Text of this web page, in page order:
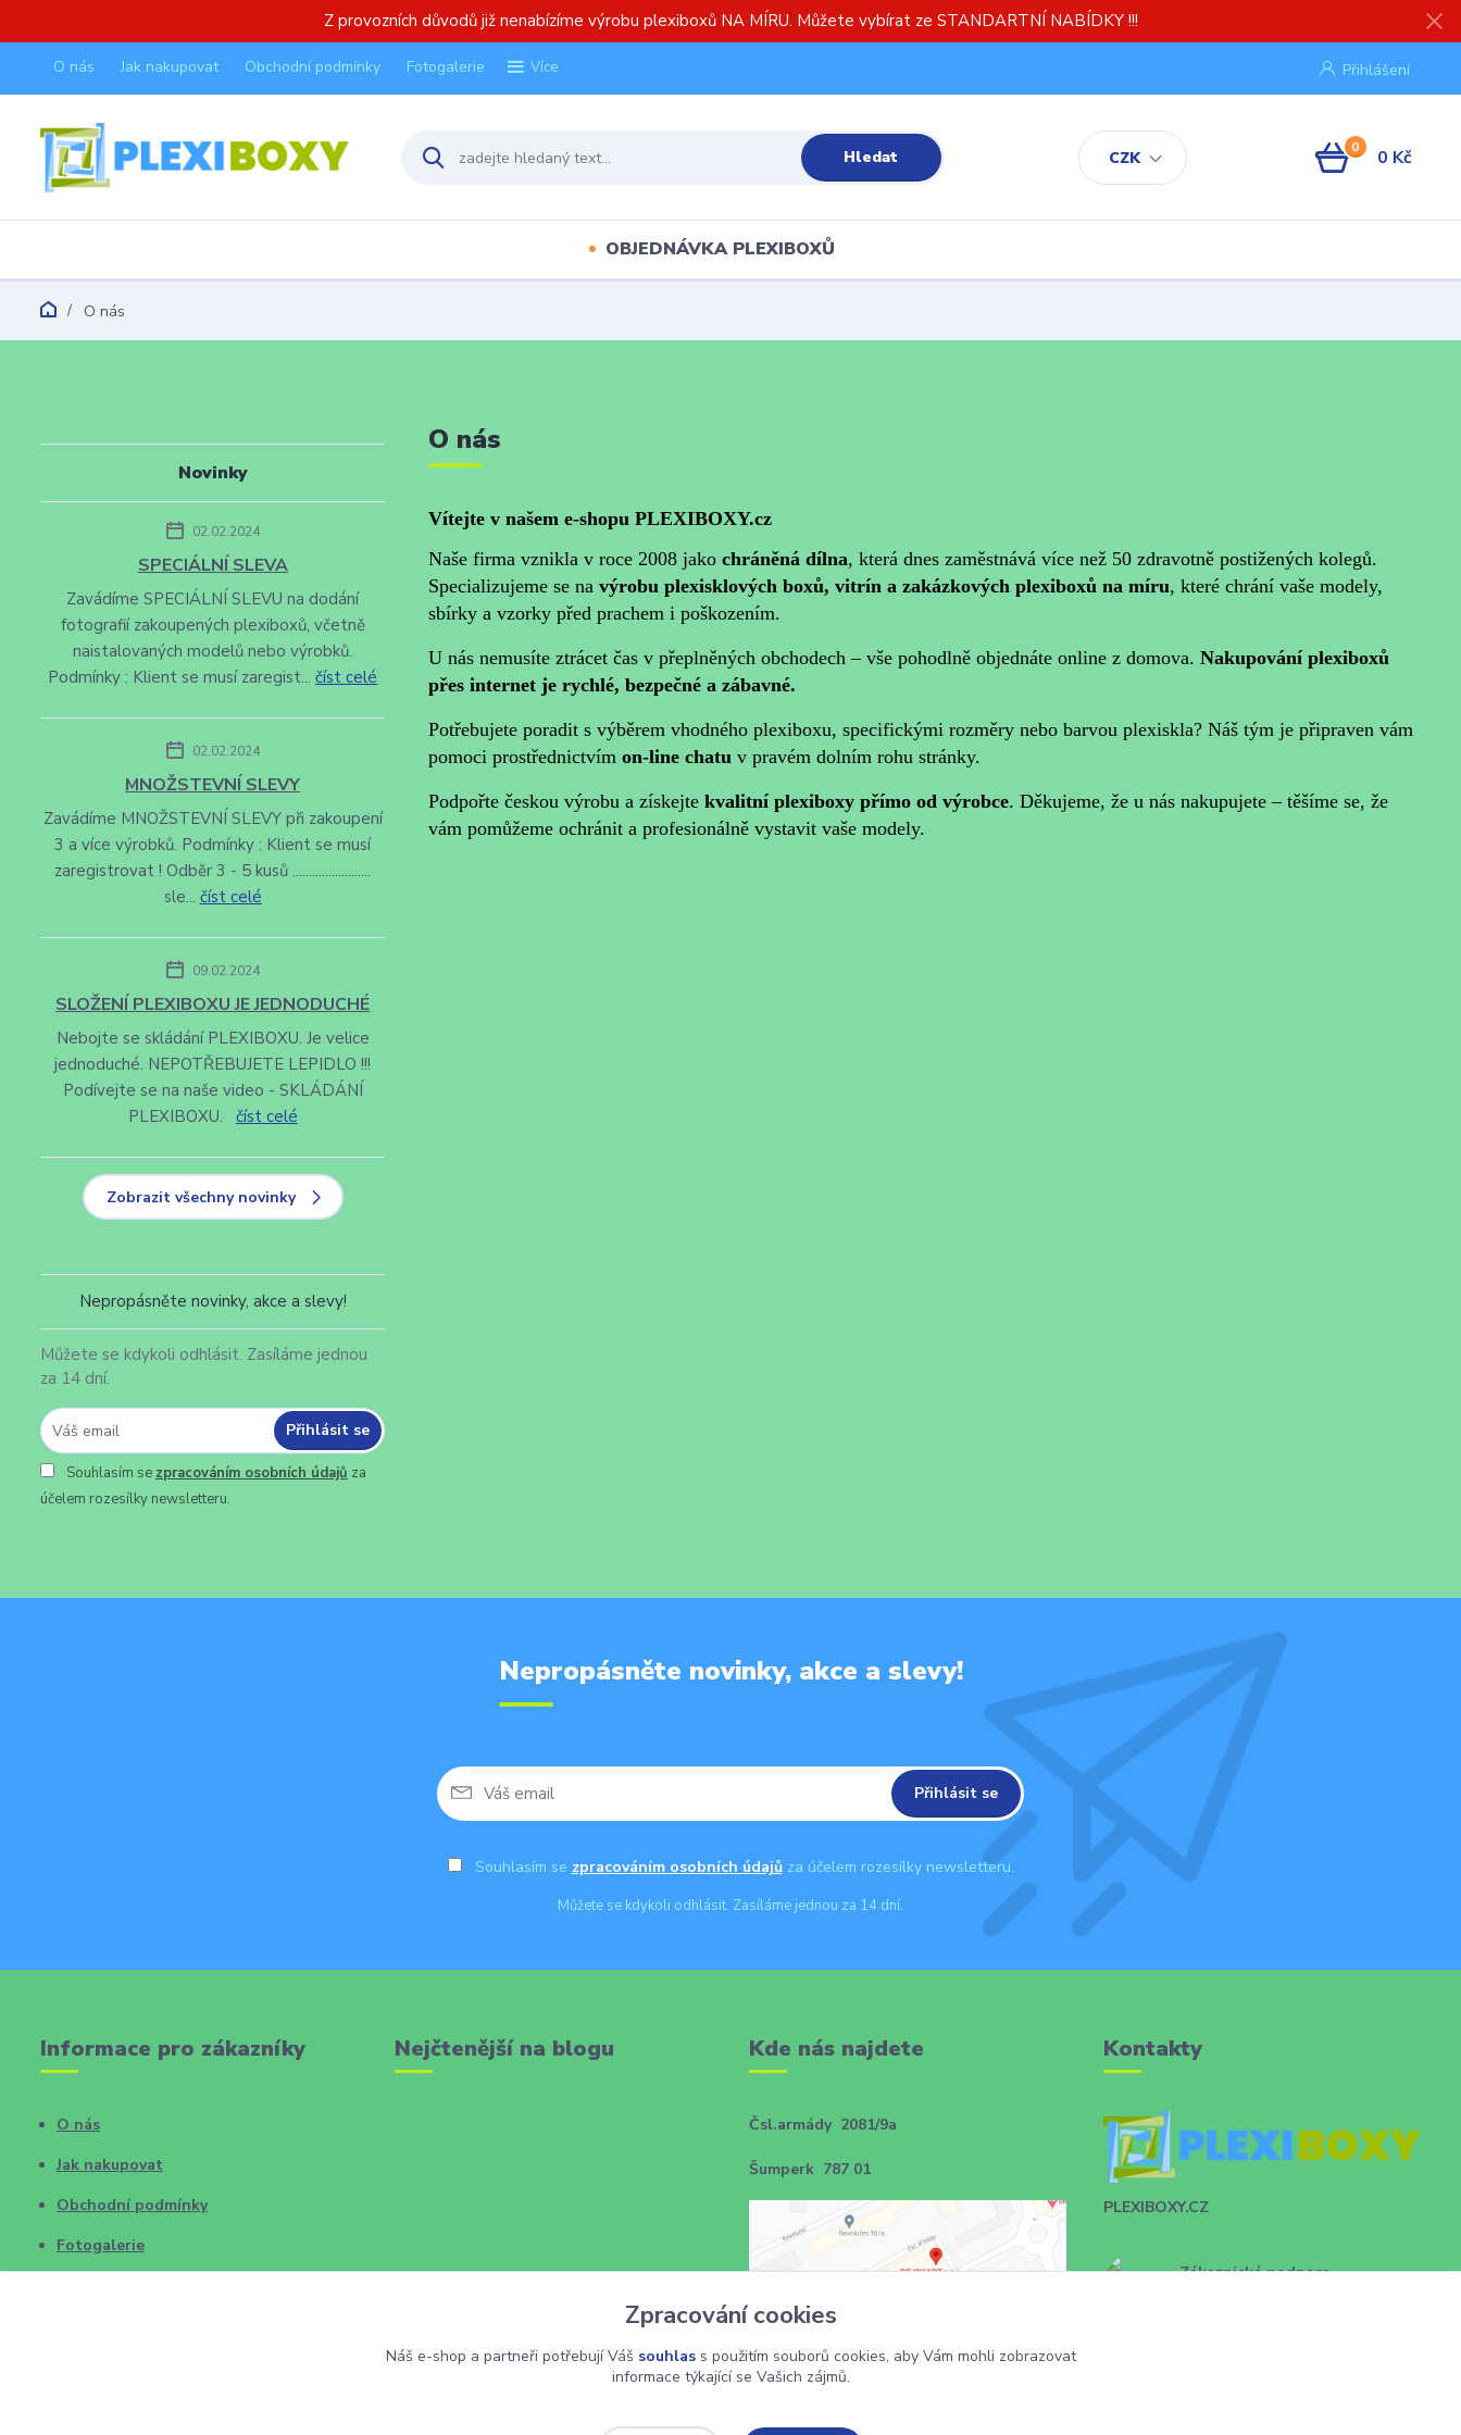
Z provozních důvodů již nenabízíme výrobu plexiboxů NA MÍRU. Můžete vybírat ze STANDARTNÍ NABÍDKY !!!
O nás Jak nakupovat Obchodní podmínky Fotogalerie Více
CZK
Přihlášení
Hledat 0 0 Kč
OBJEDNÁVKA PLEXIBOXŮ
O nás
Novinky
02.02.2024
SPECIÁLNÍ SLEVA
Zavádíme SPECIÁLNÍ SLEVU na dodání
fotografií zakoupených plexiboxů, včetně
naistalovaných modelů nebo výrobků.
Podmínky : Klient se musí zaregist...číst celé
02.02.2024
MNOŽSTEVNÍ SLEVY
Zavádíme MNOŽSTEVNÍ SLEVY při zakoupení
3 a více výrobků. Podmínky : Klient se musí
zaregistrovat ! Odběr 3 - 5 kusů ........................
sle... číst celé
09.02.2024
SLOŽENÍ PLEXIBOXU JE JEDNODUCHÉ
Nebojte se skládání PLEXIBOXU. Je velice
jednoduché. NEPOTŘEBUJETE LEPIDLO !!!
Podívejte se na naše video - SKLÁDÁNÍ
PLEXIBOXU. číst celé
Zobrazit všechny novinky
Nepropásněte novinky, akce a slevy!
Můžete se kdykoli odhlásit. Zasíláme jednou
za 14 dní.
Přihlásit se
Souhlasím se zpracováním osobních údajů za
účelem rozesílky newsletteru.
O nás
Vítejte v našem e-shopu PLEXIBOXY.cz
Naše firma vznikla v roce 2008 jakochráněná dílna, která dnes zaměstnává více než 50 zdravotně postižených kolegů.
Specializujeme se navýrobu plexisklových boxů, vitrín a zakázkových plexiboxů na míru, které chrání vaše modely,
sbírky a vzorky před prachem i poškozením.
U nás nemusíte ztrácet čas v přeplněných obchodech – vše pohodlně objednáte online z domova.Nakupování plexiboxů
přes internet je rychlé, bezpečné a zábavné.
Potřebujete poradit s výběrem vhodného plexiboxu, specifickými rozměry nebo barvou plexiskla? Náš tým je připraven vám
pomoci prostřednictvímon-line chatu v pravém dolním rohu stránky.
Podpořte českou výrobu a získejtekvalitní plexiboxy přímo od výrobce. Děkujeme, že u nás nakupujete – těšíme se, že
vám pomůžeme ochránit a profesionálně vystavit vaše modely.
Nepropásněte novinky, akce a slevy!
Přihlásit se
Souhlasím se zpracováním osobních údajůza účelem rozesílky newsletteru.
Můžete se kdykoli odhlásit. Zasíláme jednou za 14 dní.
Informace pro zákazníky
O nás
Jak nakupovat
Obchodní podmínky
Fotogalerie
Nejčtenější na blogu Kde nás najdete
Čsl.armády 2081/9a
Šumperk 787 01
Kontakty
PLEXIBOXY.CZ
Zákaznická podpora
Zpracování cookies
Náš e-shop a partneři potřebují Váš souhlass použitím souborů cookies, aby Vám mohli zobrazovat
informace týkající se Vašich zájmů.